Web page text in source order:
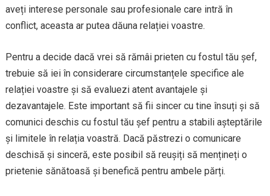
aveți interese personale sau profesionale care intră în
conflict, aceasta ar putea dăuna relației voastre.
Pentru a decide dacă vrei să rămâi prieten cu fostul tău șef,
trebuie să iei în considerare circumstanțele specifice ale
relației voastre și să evaluezi atent avantajele și
dezavantajele. Este important să fii sincer cu tine însuți și să
comunici deschis cu fostul tău șef pentru a stabili așteptările
și limitele în relația voastră. Dacă păstrezi o comunicare
deschisă și sinceră, este posibil să reușiți să mențineți o
prietenie sănătoasă și benefică pentru ambele părți.